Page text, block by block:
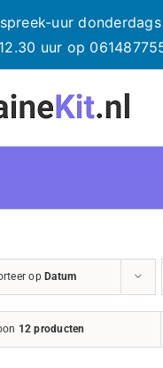
uur
12.30 uur op
op Datum
12 producten